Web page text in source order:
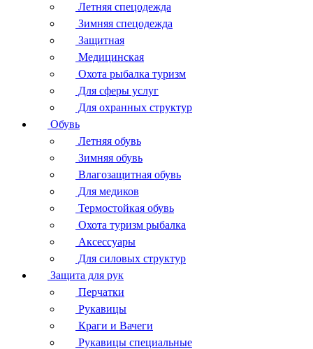
Летняя спецодежда
Зимняя спецодежда
Защитная
Медицинская
Охота рыбалка туризм
Для сферы услуг
Для охранных структур
Обувь
Летняя обувь
Зимняя обувь
Влагозащитная обувь
Для медиков
Термостойкая обувь
Охота туризм рыбалка
Аксессуары
Для силовых структур
Защита для рук
Перчатки
Рукавицы
Краги и Вачеги
Рукавицы специальные